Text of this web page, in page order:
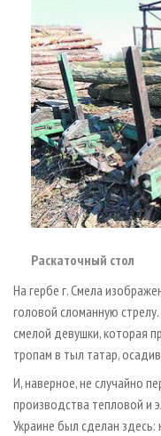
Раскаточный стол
На гербе г. Смела
головой сломанную
смелой девушки, которая
тропам в тыл татар,
И, наверное, не случайно
производства тепловой и
Украине был сделан здесь: